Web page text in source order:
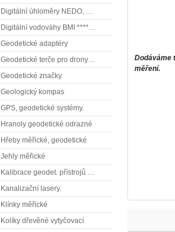
Digitální úhloměry NEDO, NESTLE (elektronické úhloměry)
Digitální vodováhy BMI **** (elektronické vodováhy)
Geodetické adaptéry
Geodetické terče pro drony ( reflexní terčíky, štítky, terče pro fotogrammetrii)
Geodetické značky
Geologický kompas
GPS, geodetické systémy.
Hranoly geodetické odrazné
Hřeby měřické, geodetické
Jehly měřické
Kalibrace geodet. přístrojů a příslušenství.
Kanalizační lasery.
Klínky měřické
Kolíky dřevěné vytyčovací
Dodáváme
měření.